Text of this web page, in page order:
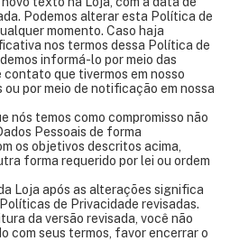
Podemos alterar esta Política de
momento. Caso haja
nos termos dessa Política de
informá-lo por meio das
que tivermos em nosso
ou por meio de notificação em nossa
nós temos como compromisso não
Pessoais de forma
os objetivos descritos acima,
forma requerido por lei ou ordem
Loja após as alterações significa
de Privacidade revisadas.
da versão revisada, você não
com seus termos, favor encerrar o